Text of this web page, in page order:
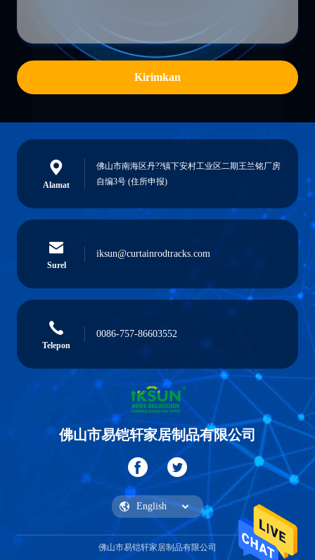
Kirimkan
Alamat
佛山市南海区丹??镇下安村工业区二期王兰铭厂房
自编3号 (住所申报)
Surel
iksun@curtainrodtracks.com
Telepon
0086-757-86603552
佛山市易铠轩家居制品有限公司
佛山市易铠轩家居制品有限公司